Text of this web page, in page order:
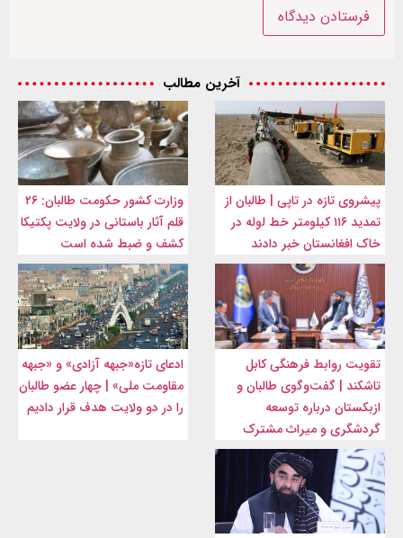
آخرین مطالب
پیشروی تازه در تاپی | طالبان از
تمدید ۱۱۶ کیلومتر خط لوله در
خاک افغانستان خبر دادند
وزارت کشور حکومت طالبان: ۲۶
قلم آثار باستانی در ولایت پکتیکا
کشف و ضبط شده است
تقویت روابط فرهنگی کابل
تاشکند | گفت‌وگوی طالبان و
ازبکستان درباره توسعه
گردشگری و میراث مشترک
ادعای تازه«جبهه آزادی» و «جبهه
مقاومت ملی» | چهار عضو طالبان
را در دو ولایت هدف قرار دادیم